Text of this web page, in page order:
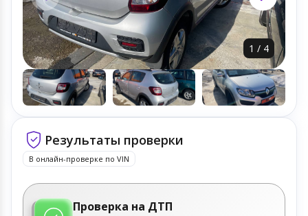
1 / 4
Результаты проверки
В онлайн-проверке по VIN
Проверка на ДТП